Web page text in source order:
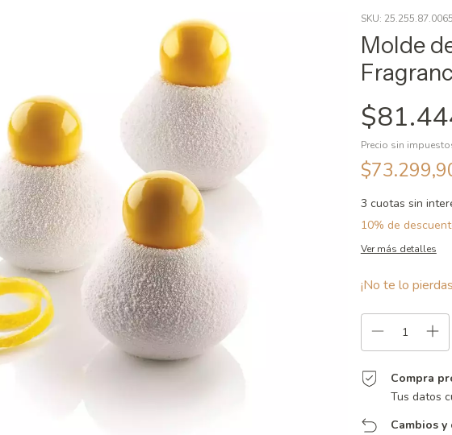
SKU: 25.255.87.0065
Molde
Precio sin
3 cuotas sin
10% de
Ver más detalles
¡No te lo
Compra
Tus datos
Cambios